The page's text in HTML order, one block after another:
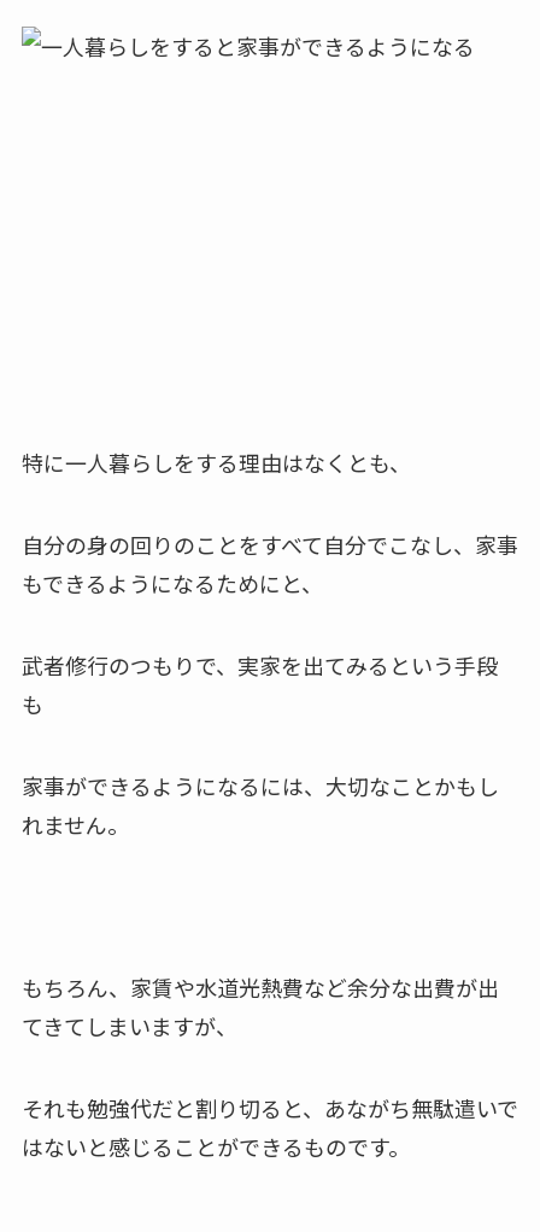
特に一人暮らしをする理由はなくとも、
自分の身の回りのことをすべて自分でこなし、家事
もできるようになるためにと、
武者修行のつもりで、実家を出てみるという手段
も
家事ができるようになるには、大切なことかもし
れません。
もちろん、家賃や水道光熱費など余分な出費が出
てきてしまいますが、
それも勉強代だと割り切ると、あながち無駄遣いで
はないと感じることができるものです。